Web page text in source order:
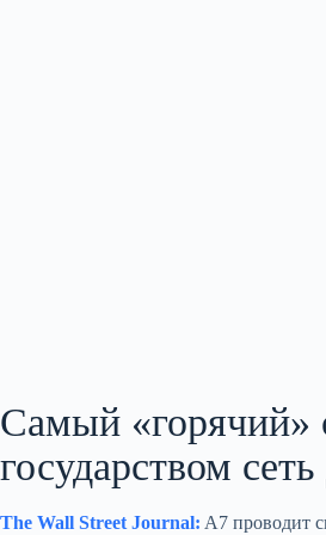
Самый «горячий»
государством
The Wall Street Journal: A7 проводит